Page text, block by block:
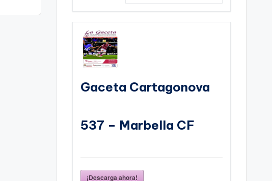
Gaceta Cartagonova
537 – Marbella CF
¡Descarga ahora!